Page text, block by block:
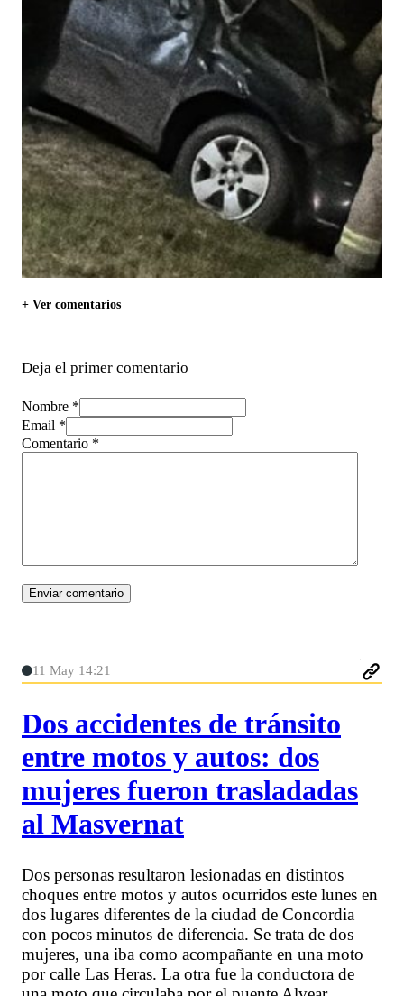
+ Ver comentarios
Deja el primer comentario
Nombre *
Email *
Comentario *
11 May 14:21
Dos accidentes de tránsito
entre motos y autos: dos
mujeres fueron trasladadas
al Masvernat
Dos personas resultaron lesionadas en distintos
choques entre motos y autos ocurridos este lunes en
dos lugares diferentes de la ciudad de Concordia
con pocos minutos de diferencia. Se trata de dos
mujeres, una iba como acompañante en una moto
por calle Las Heras. La otra fue la conductora de